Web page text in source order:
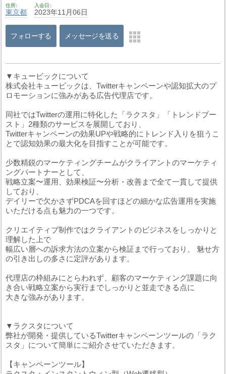
住所
東京都
入会日
2023年11月06日
フォローする メッセージを送る
▼キュービックについて
株式会社キュービックは、Twitterキャンペーンや認知拡大のプ
ロモーションに強みがある広告代理店です。
同社ではTwitterの運用に特化した「ラクスタ」「トレンドブー
スト」2種類のサービスを展開しており、
Twitterキャンペーンの効果UPや戦略的にトレンド入りを狙うこ
とで認知効果の最大化を目指すことが可能です。
少数精鋭のマーケティングチームがクライアントのマーケティ
ングパートナーとして、
戦略立案〜運用、効果検証〜分析・改善まで全て一貫して提供
しており、
デイリーで欠かさずPDCAを回すほどの細かな広告運用を実施
いただける点も魅力の一つです。
クリエイティブ制作ではクライアントのビジネスをしっかりと
理解した上で
幅広い層への訴求方法の立案から検証まで行っており、 魅せ方
の引き出しの多さに定評があります。
代理店の枠組みにとらわれず、顧客のマーケティング課題に向
き合い戦略立案から実行までしっかりと並走できる点に
大きな強みがあります。
▼ラクスタについて
弊社が開発・提供しているTwitterキャンペーンツールの「ラク
スタ」について簡単にご紹介させていただきます。
【キャンペーンツール】